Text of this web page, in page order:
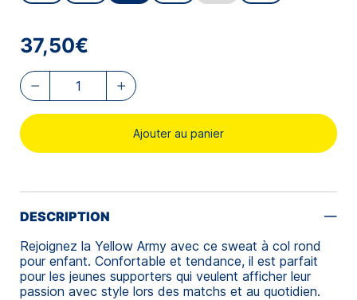
37,50€
Ajouter au panier
DESCRIPTION
Rejoignez la Yellow Army avec ce sweat à col rond
pour enfant. Confortable et tendance, il est parfait
pour les jeunes supporters qui veulent afficher leur
passion avec style lors des matchs et au quotidien.